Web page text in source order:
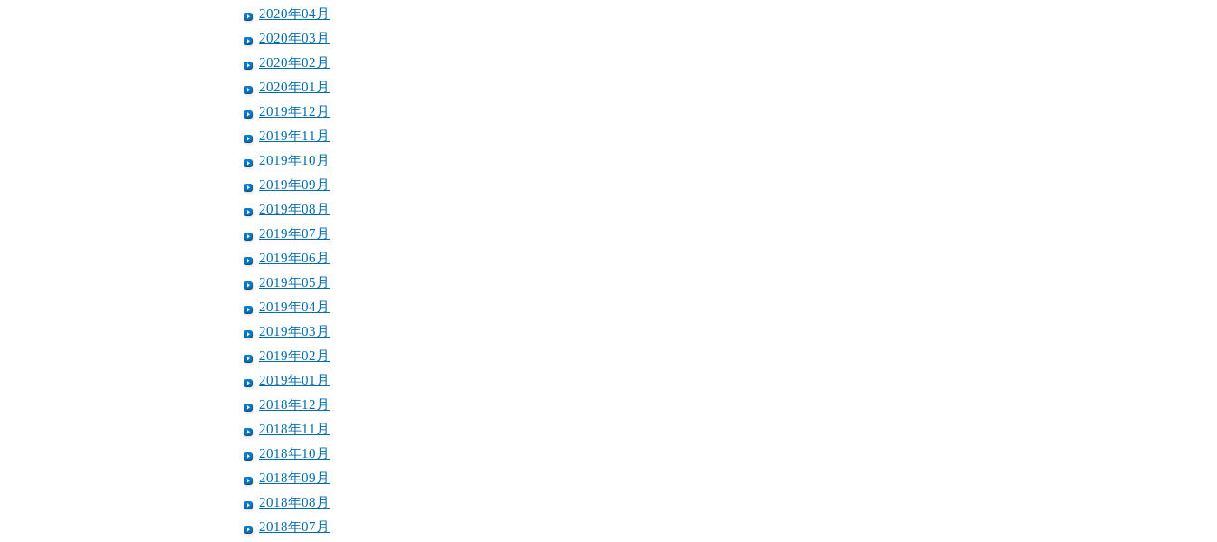
2020年04月
2020年03月
2020年02月
2020年01月
2019年12月
2019年11月
2019年10月
2019年09月
2019年08月
2019年07月
2019年06月
2019年05月
2019年04月
2019年03月
2019年02月
2019年01月
2018年12月
2018年11月
2018年10月
2018年09月
2018年08月
2018年07月